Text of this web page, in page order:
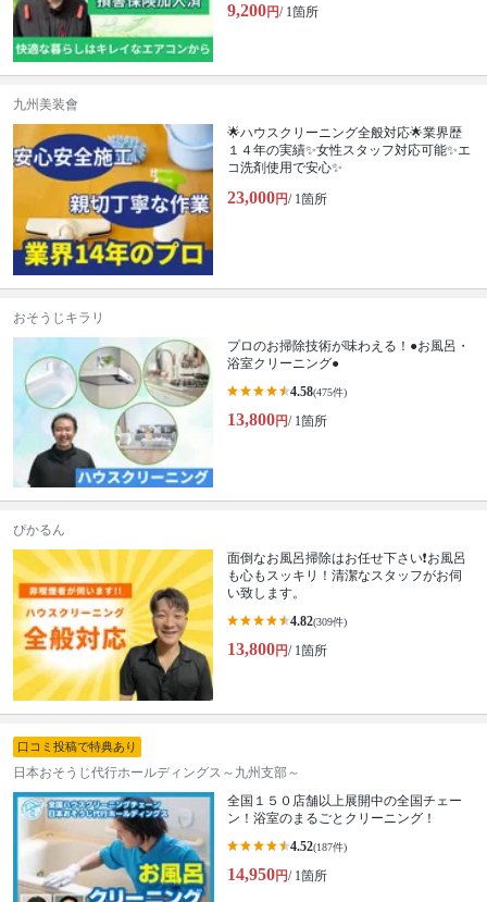
9,200円/ 1箇所
九州美装會
🌟ハウスクリーニング全般対応🌟業界歴
１４年の実績✨女性スタッフ対応可能✨エ
コ洗剤使用で安心✨
23,000円/ 1箇所
おそうじキラリ
プロのお掃除技術が味わえる！●お風呂・
浴室クリーニング●
4.58(475件)
13,800円/ 1箇所
ぴかるん
面倒なお風呂掃除はお任せ下さい❗️お風呂
も心もスッキリ！清潔なスタッフがお伺
い致します。
4.82(309件)
13,800円/ 1箇所
口コミ投稿で特典あり
日本おそうじ代行ホールディングス～九州支部～
全国１５０店舗以上展開中の全国チェー
ン！浴室のまるごとクリーニング！
4.52(187件)
14,950円/ 1箇所